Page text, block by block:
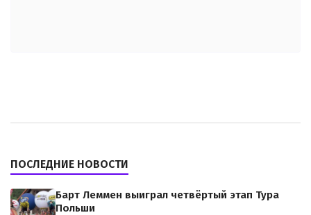
ПОСЛЕДНИЕ НОВОСТИ
Барт Леммен выиграл четвёртый этап Тура
Польши